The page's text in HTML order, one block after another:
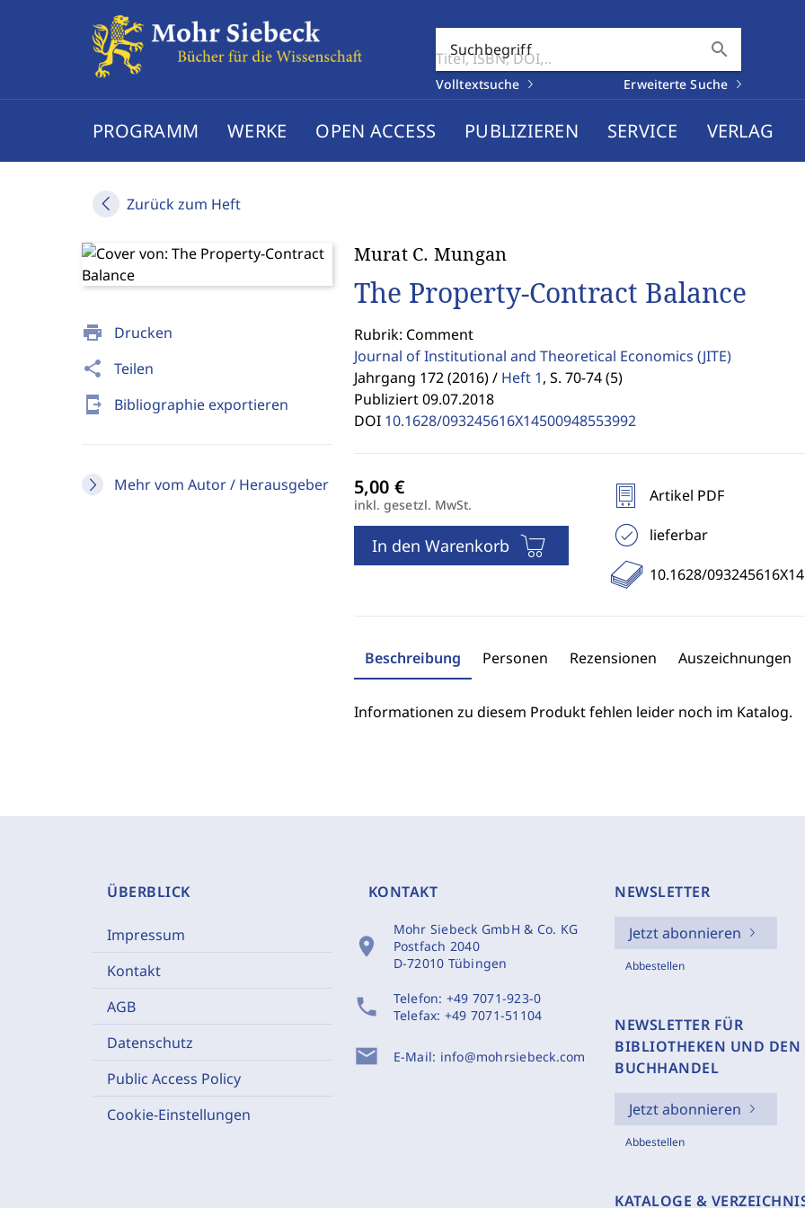
Suchbegriff search
Volltextsuche Erweiterte Suche
PROGRAMM WERKE OPEN ACCESS PUBLIZIEREN SERVICE VERLAG
Zurück zum Heft
print Drucken
share Teilen
send_to_mobile Bibliographie exportieren
Mehr vom Autor / Herausgeber
Murat C. Mungan
The Property-Contract Balance
Rubrik: Comment
Journal of Institutional and Theoretical Economics (JITE)
Jahrgang 172 (2016) / Heft 1, S. 70-74 (5)
Publiziert 09.07.2018
DOI 10.1628/093245616X14500948553992
inkl. gesetzl. MwSt.
In den Warenkorb
Artikel PDF
lieferbar
10.1628/
Beschreibung Personen Rezensionen Auszeichnungen
Informationen zu diesem Produkt fehlen leider noch im Katalog.
ÜBERBLICK
Impressum
Kontakt
AGB
Datenschutz
Public Access Policy
Cookie-Einstellungen
KONTAKT
location_on
Mohr Siebeck GmbH & Co. KG
Postfach 2040
D-72010 Tübingen
phone Telefon: +49 7071-923-0
Telefax: +49 7071-51104
mail E-Mail: info@mohrsiebeck.com
NEWSLETTER
Jetzt abonnieren
Abbestellen
NEWSLETTER FÜR
BIBLIOTHEKEN UND DEN
BUCHHANDEL
Jetzt abonnieren
Abbestellen
KATALOGE &